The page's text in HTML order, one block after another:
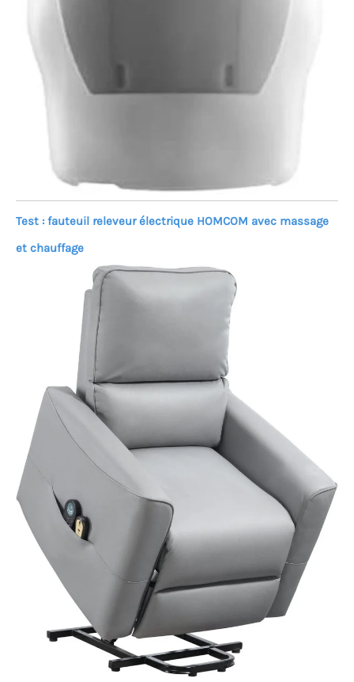
Test : fauteuil releveur électrique HOMCOM avec massage
et chauffage